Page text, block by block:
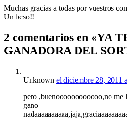
Muchas gracias a todas por vuestros
Un beso!!
2 comentarios en «YA
GANADORA DEL
Unknown el diciembre 28, 2011
pero ,buenoooooooooooo,no me
gano